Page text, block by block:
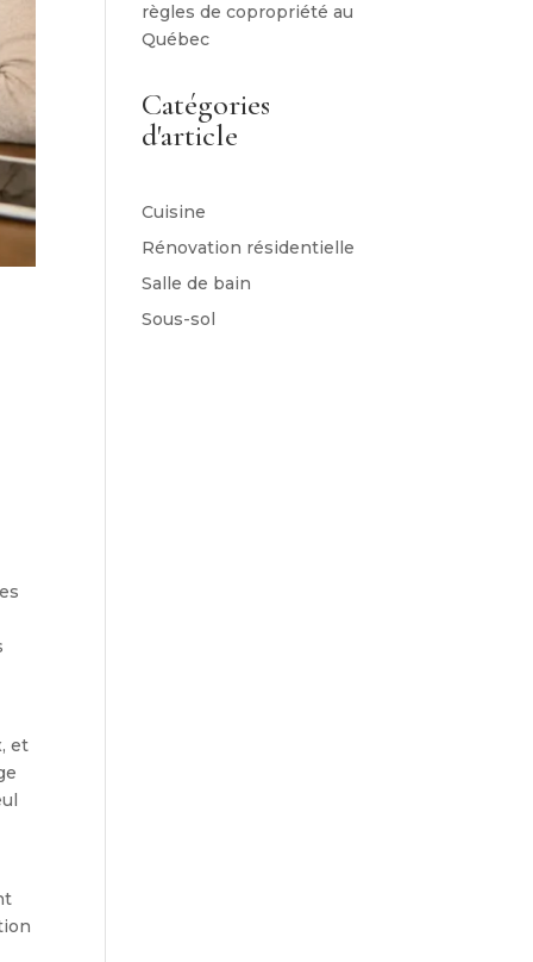
et
règles de copropriété au
Québec
Catégories
d'article
Cuisine
Rénovation résidentielle
Salle de bain
Sous-sol